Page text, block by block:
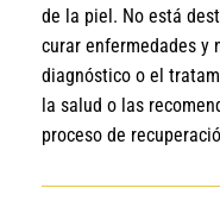
de la piel. No está
curar enfermedades y
diagnóstico o el
la salud o las
proceso de